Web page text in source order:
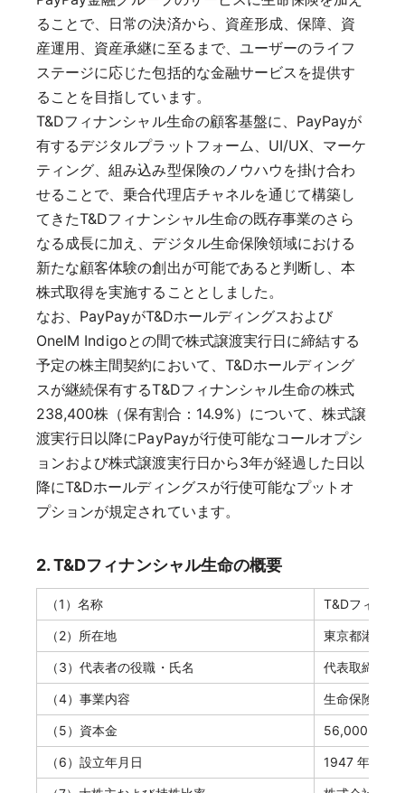
ることで、日常の決済から、資産形成、保障、資
産運用、資産承継に至るまで、ユーザーのライフ
ステージに応じた包括的な金融サービスを提供す
ることを目指しています。
T&Dフィナンシャル生命の顧客基盤に、PayPayが
有するデジタルプラットフォーム、UI/UX、マーケ
ティング、組み込み型保険のノウハウを掛け合わ
せることで、乗合代理店チャネルを通じて構築し
てきたT&Dフィナンシャル生命の既存事業のさら
なる成長に加え、デジタル生命保険領域における
新たな顧客体験の創出が可能であると判断し、本
株式取得を実施することとしました。
なお、PayPayがT&Dホールディングスおよび
OneIM Indigoとの間で株式譲渡実行日に締結する
予定の株主間契約において、T&Dホールディング
スが継続保有するT&Dフィナンシャル生命の株式
238,400株（保有割合：14.9%）について、株式譲
渡実行日以降にPayPayが行使可能なコールオプシ
ョンおよび株式譲渡実行日から3年が経過した日以
降にT&Dホールディングスが行使可能なプットオ
プションが規定されています。
2. T&Dフィナンシャル生命の概要
（1）名称 T&Dフィナン
（2）所在地 東京都港区芝
（3）代表者の役職・氏名 代表取締役
（4）事業内容 生命保険業
（5）資本金 56,000 百万
（6）設立年月日 1947 年 7 月